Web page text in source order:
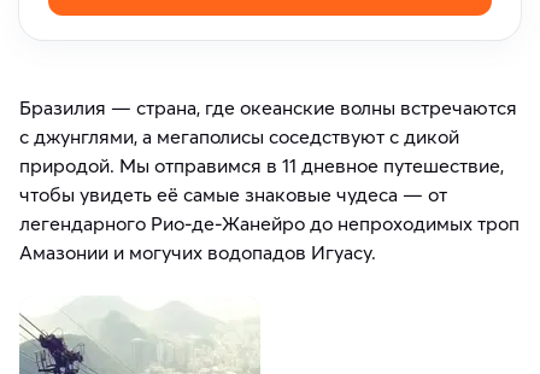
Бразилия — страна, где океанские волны встречаются
с джунглями, а мегаполисы соседствуют с дикой
природой. Мы отправимся в 11 дневное путешествие,
чтобы увидеть её самые знаковые чудеса — от
легендарного Рио-де-Жанейро до непроходимых троп
Амазонии и могучих водопадов Игуасу.